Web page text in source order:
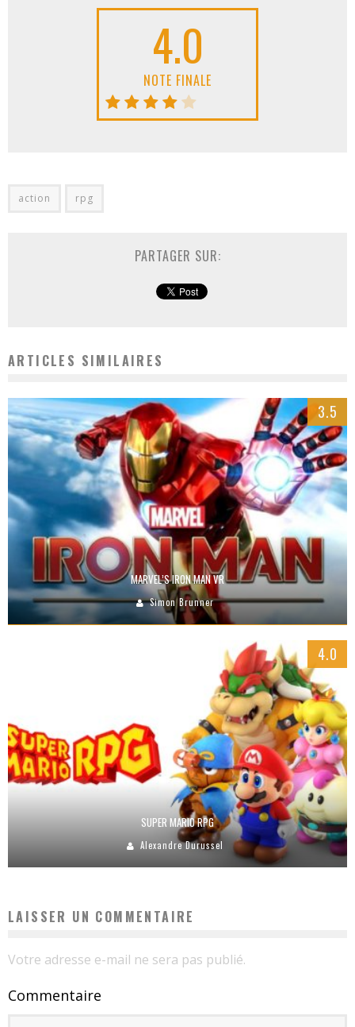
4.0
NOTE FINALE
action rpg
PARTAGER SUR:
ARTICLES SIMILAIRES
3.5
MARVEL’S IRON MAN VR
Simon Brunner
4.0
SUPER MARIO RPG
Alexandre Durussel
LAISSER UN COMMENTAIRE
Votre adresse e-mail ne sera pas publié.
Commentaire